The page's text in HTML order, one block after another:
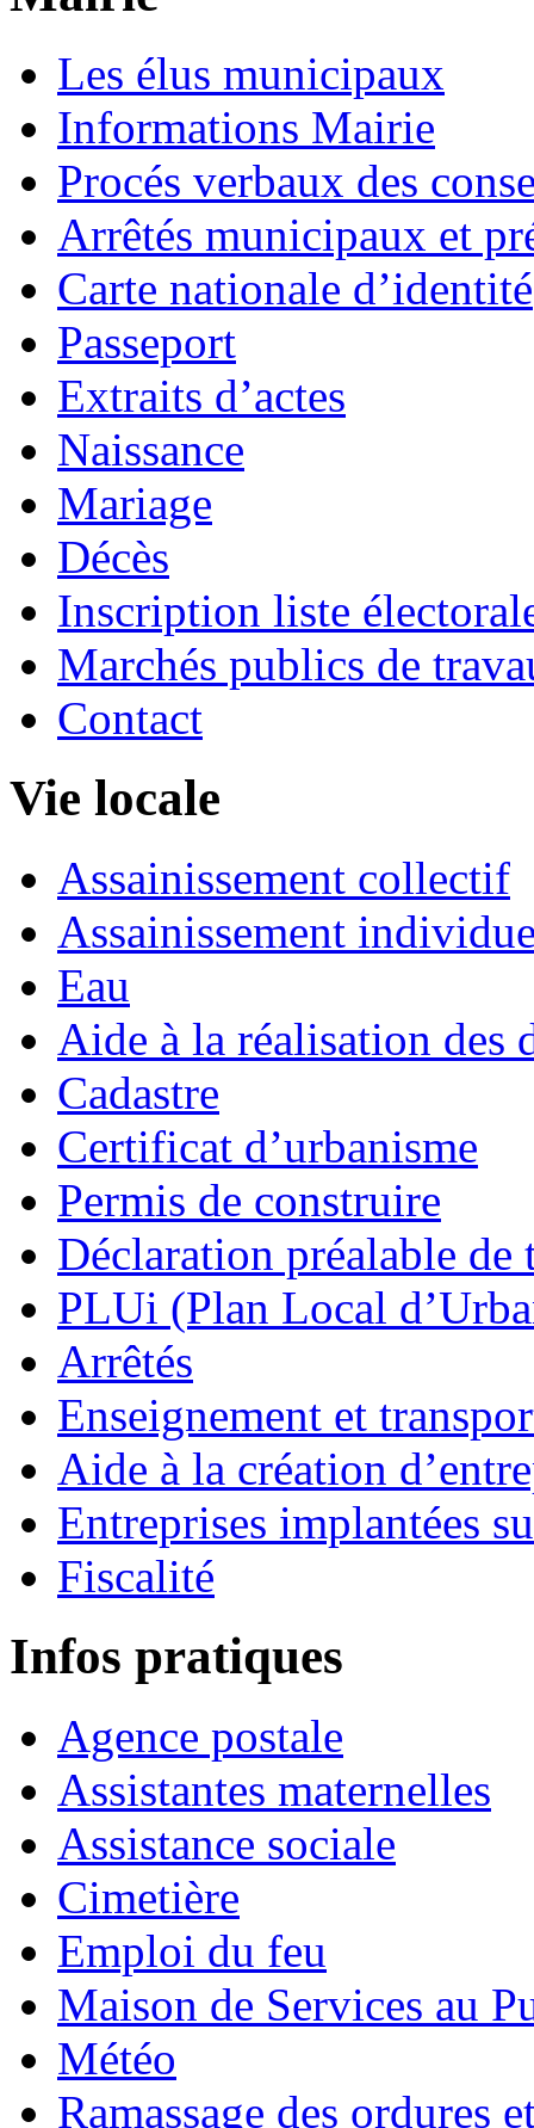
Les élus municipaux
Informations Mairie
Procés verbaux des
Arrêtés municipaux et
Carte nationale d’identité
Passeport
Extraits d’actes
Naissance
Mariage
Décès
Inscription liste
Marchés publics de
Contact
Vie locale
Assainissement collectif
Assainissement
Eau
Aide à la réalisation des
Cadastre
Certificat d’urbanisme
Permis de construire
Déclaration préalable de
PLUi (Plan Local
Arrêtés
Enseignement et
Aide à la création
Entreprises implantées
Fiscalité
Infos pratiques
Agence postale
Assistantes maternelles
Assistance sociale
Cimetière
Emploi du feu
Maison de Services au
Météo
Ramassage des ordures